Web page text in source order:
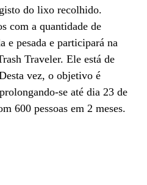
do lixo recolhido.
com a quantidade de
e pesada e participará na
Traveler. Ele está de
vez, o objetivo é
se até dia 23 de
600 pessoas em 2 meses.